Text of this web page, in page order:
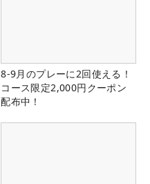
8-9月のプレーに2回使える！
コース限定2,000円クーポン
配布中！